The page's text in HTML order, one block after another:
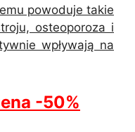
powoduje takie
osteoporoza i
wpływają na
ena -50%